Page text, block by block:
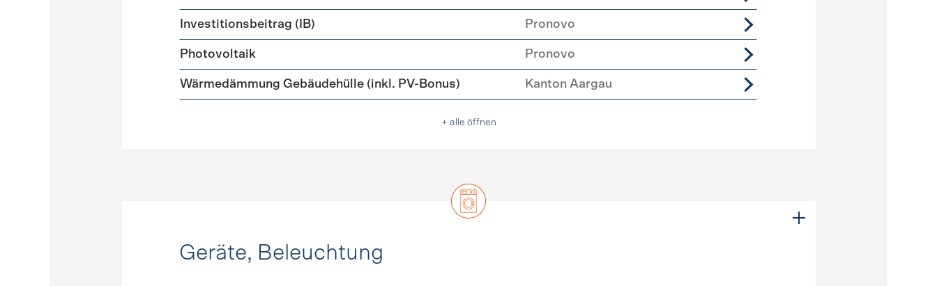
Investitionsbeitrag (IB) Pronovo
Photovoltaik Pronovo
Wärmedämmung Gebäudehülle (inkl. PV-Bonus) Kanton Aargau
+ alle öffnen
Geräte, Beleuchtung